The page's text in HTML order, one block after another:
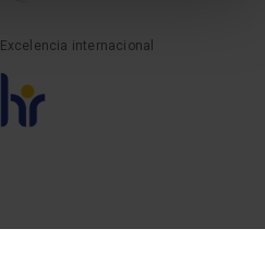
Excelencia internacional